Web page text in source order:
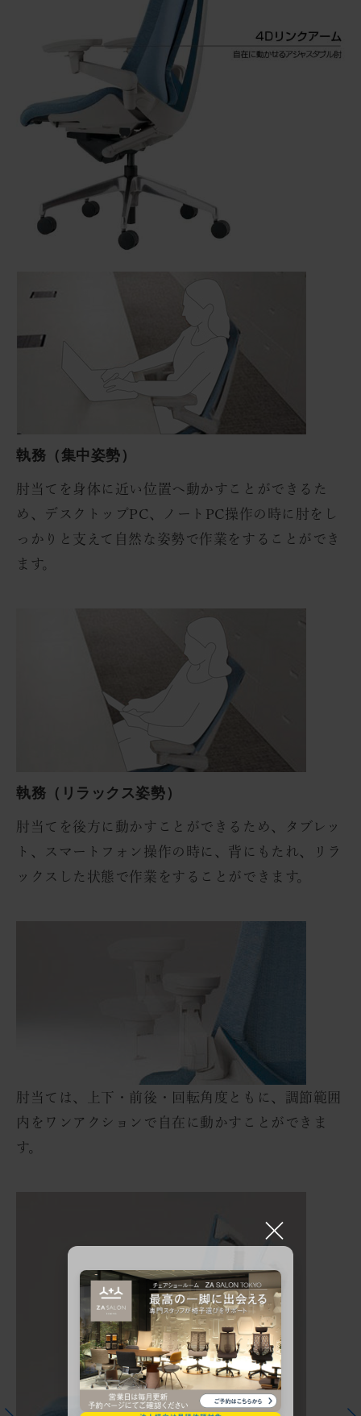
執務（集中姿勢）
肘当てを身体に近い位置へ動かすことができるた
め、デスクトップPC、ノートPC操作の時に肘をし
っかりと支えて自然な姿勢で作業をすることができ
ます。
執務（リラックス姿勢）
肘当てを後方に動かすことができるため、タブレッ
ト、スマートフォン操作の時に、背にもたれ、リラ
ックスした状態で作業をすることができます。
肘当ては、上下・前後・回転角度ともに、調節範囲
内をワンアクションで自在に動かすことができま
す。
×